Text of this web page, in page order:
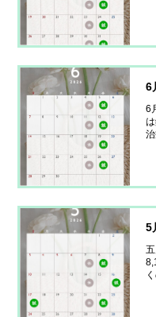
6
6
5